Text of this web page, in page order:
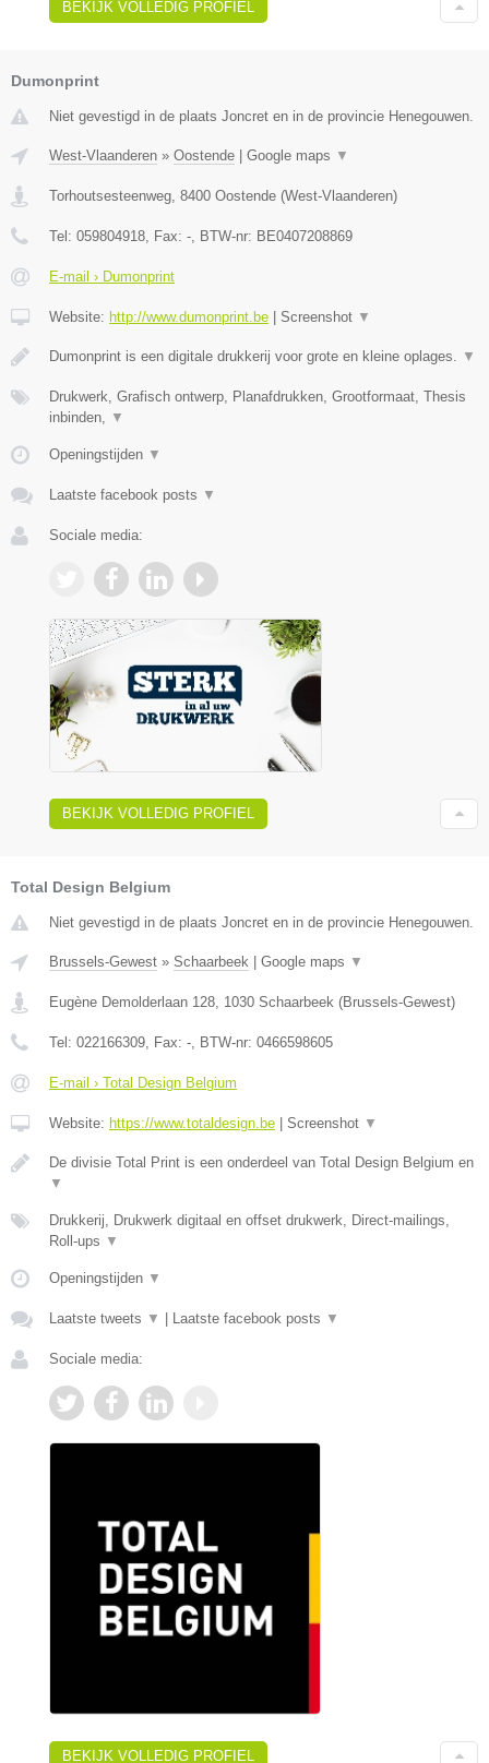
BEKIJK VOLLEDIG PROFIEL
Dumonprint
Niet gevestigd in de plaats Joncret en in de provincie Henegouwen.
West-Vlaanderen » Oostende Google maps ▼
Torhoutsesteenweg 8400 Oostende (West-Vlaanderen)
Tel: 059804918 , Fax: - , BTW-nr: BE0407208869
E-mail › Dumonprint
Website: http://www.dumonprint.be Screenshot ▼
Dumonprint is een digitale drukkerij voor grote en kleine oplages. ▼
Drukwerk, Grafisch ontwerp, Planafdrukken, Grootformaat, Thesis
inbinden,
▼
Openingstijden ▼
Laatste facebook posts ▼
Sociale media:
BEKIJK VOLLEDIG PROFIEL
Total Design Belgium
Niet gevestigd in de plaats Joncret en in de provincie Henegouwen.
Brussels-Gewest » Schaarbeek | Google maps ▼
Eugène Demolderlaan 128 1030 Schaarbeek (Brussels-Gewest)
Tel: 022166309 , Fax: - , BTW-nr: 0466598605
E-mail › Total Design Belgium
Website: https://www.totaldesign.be | Screenshot ▼
De divisie Total Print is een onderdeel van Total Design Belgium en
▼
Drukkerij, Drukwerk digitaal en offset drukwerk, Direct-mailings,
Roll-ups ▼
Openingstijden ▼
Laatste tweets ▼ | Laatste facebook posts ▼
Sociale media:
BEKIJK VOLLEDIG PROFIEL